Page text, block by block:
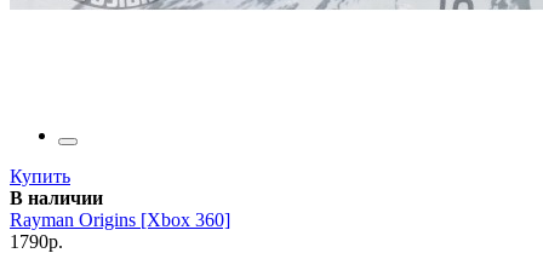
Купить
В наличии
Rayman Origins [Xbox 360]
1790р.